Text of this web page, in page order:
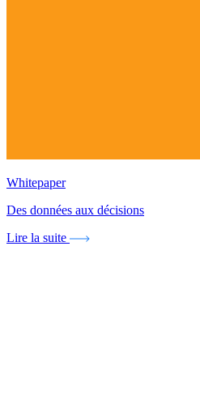
Whitepaper
Des données aux décisions
Lire la suite